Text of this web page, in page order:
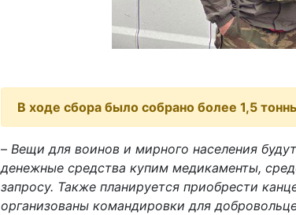
В ходе сбора было собрано более 1,5
– Вещи для воинов и мирного населения
денежные средства купим медикаменты,
запросу. Также планируется приобрести
организованы командировки для